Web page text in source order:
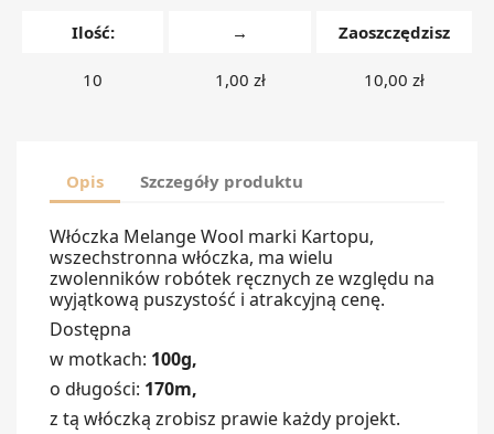
Ilość: → Zaoszczędzisz
10 1,00 zł 10,00 zł
Opis Szczegóły produktu
Włóczka Melange Wool marki Kartopu,
wszechstronna włóczka, ma wielu
zwolenników robótek ręcznych ze względu na
wyjątkową puszystość i atrakcyjną cenę.
Dostępna
w motkach: 100g,
o długości: 170m,
z tą włóczką zrobisz prawie każdy projekt.